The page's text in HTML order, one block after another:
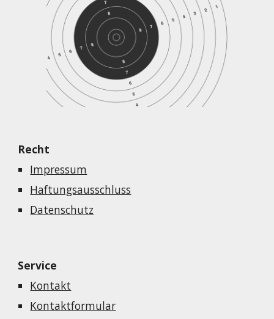
Recht
Impressum
Haftungsausschluss
Datenschutz
Service
Kontakt
Kontaktformular